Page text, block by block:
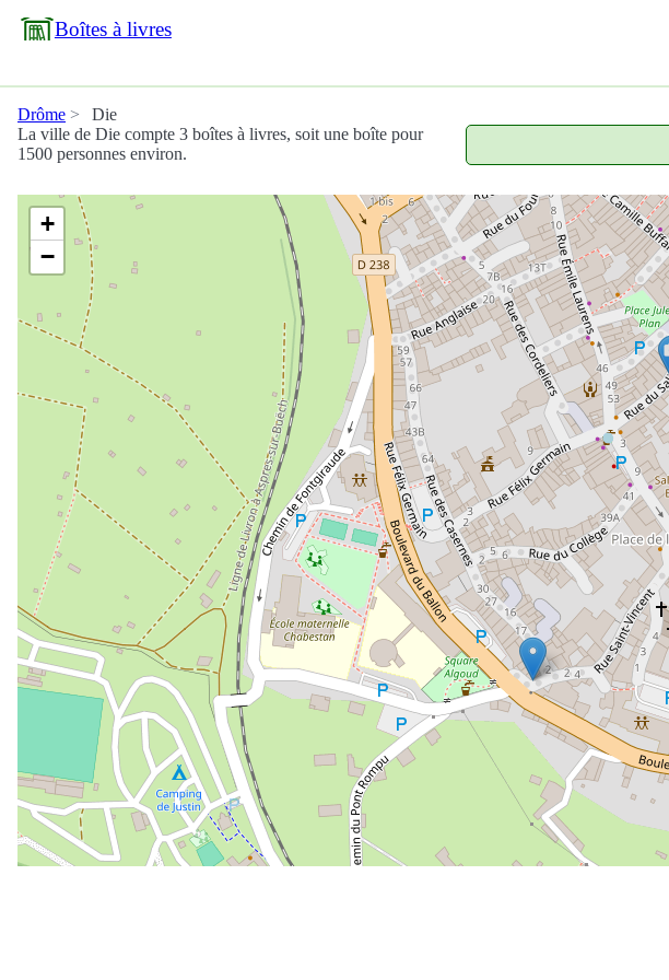
Boîtes à livres
Drôme
Die
La ville de Die compte 3 boîtes à livres, soit une boîte pour
1500 personnes environ.
+
−